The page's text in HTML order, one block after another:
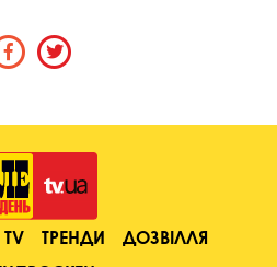
TV ТРЕНДИ
ДОЗВІЛЛЯ